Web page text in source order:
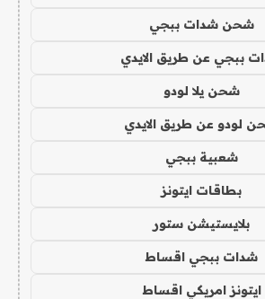
شحن شدات ببجي
ببجي عن طريق الايدي
شحن يلا لودو
لودو عن طريق الايدي
شعبية ببجي
بطاقات ايتونز
بلايستيشن ستور
شدات ببجي اقساط
ايتونز امريكي اقساط